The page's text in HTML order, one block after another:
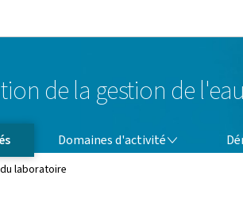
de la gestion de l'eau
Domaines d'activité
laboratoire